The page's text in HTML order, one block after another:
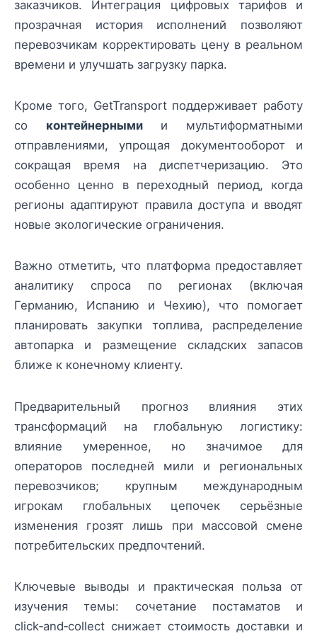
заказчиков. Интеграция цифровых тарифов и
прозрачная история исполнений позволяют
перевозчикам корректировать цену в реальном
времени и улучшать загрузку парка.
Кроме того, GetTransport поддерживает работу
со контейнернымии мультиформатными
отправлениями, упрощая документооборот и
сокращая время на диспетчеризацию. Это
особенно ценно в переходный период, когда
регионы адаптируют правила доступа и вводят
новые экологические ограничения.
Важно отметить, что платформа предоставляет
аналитику спроса по регионах (включая
Германию, Испанию и Чехию), что помогает
планировать закупки топлива, распределение
автопарка и размещение складских запасов
ближе к конечному клиенту.
Предварительный прогноз влияния этих
трансформаций на глобальную логистику:
влияние умеренное, но значимое для
операторов последней мили и региональных
перевозчиков; крупным международным
игрокам глобальных цепочек серьёзные
изменения грозят лишь при массовой смене
потребительских предпочтений.
Ключевые выводы и практическая польза от
изучения темы: сочетание постаматов и
click‑and‑collect снижает стоимость доставки и